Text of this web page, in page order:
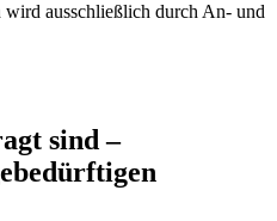
ausschließlich durch An- und
sind –